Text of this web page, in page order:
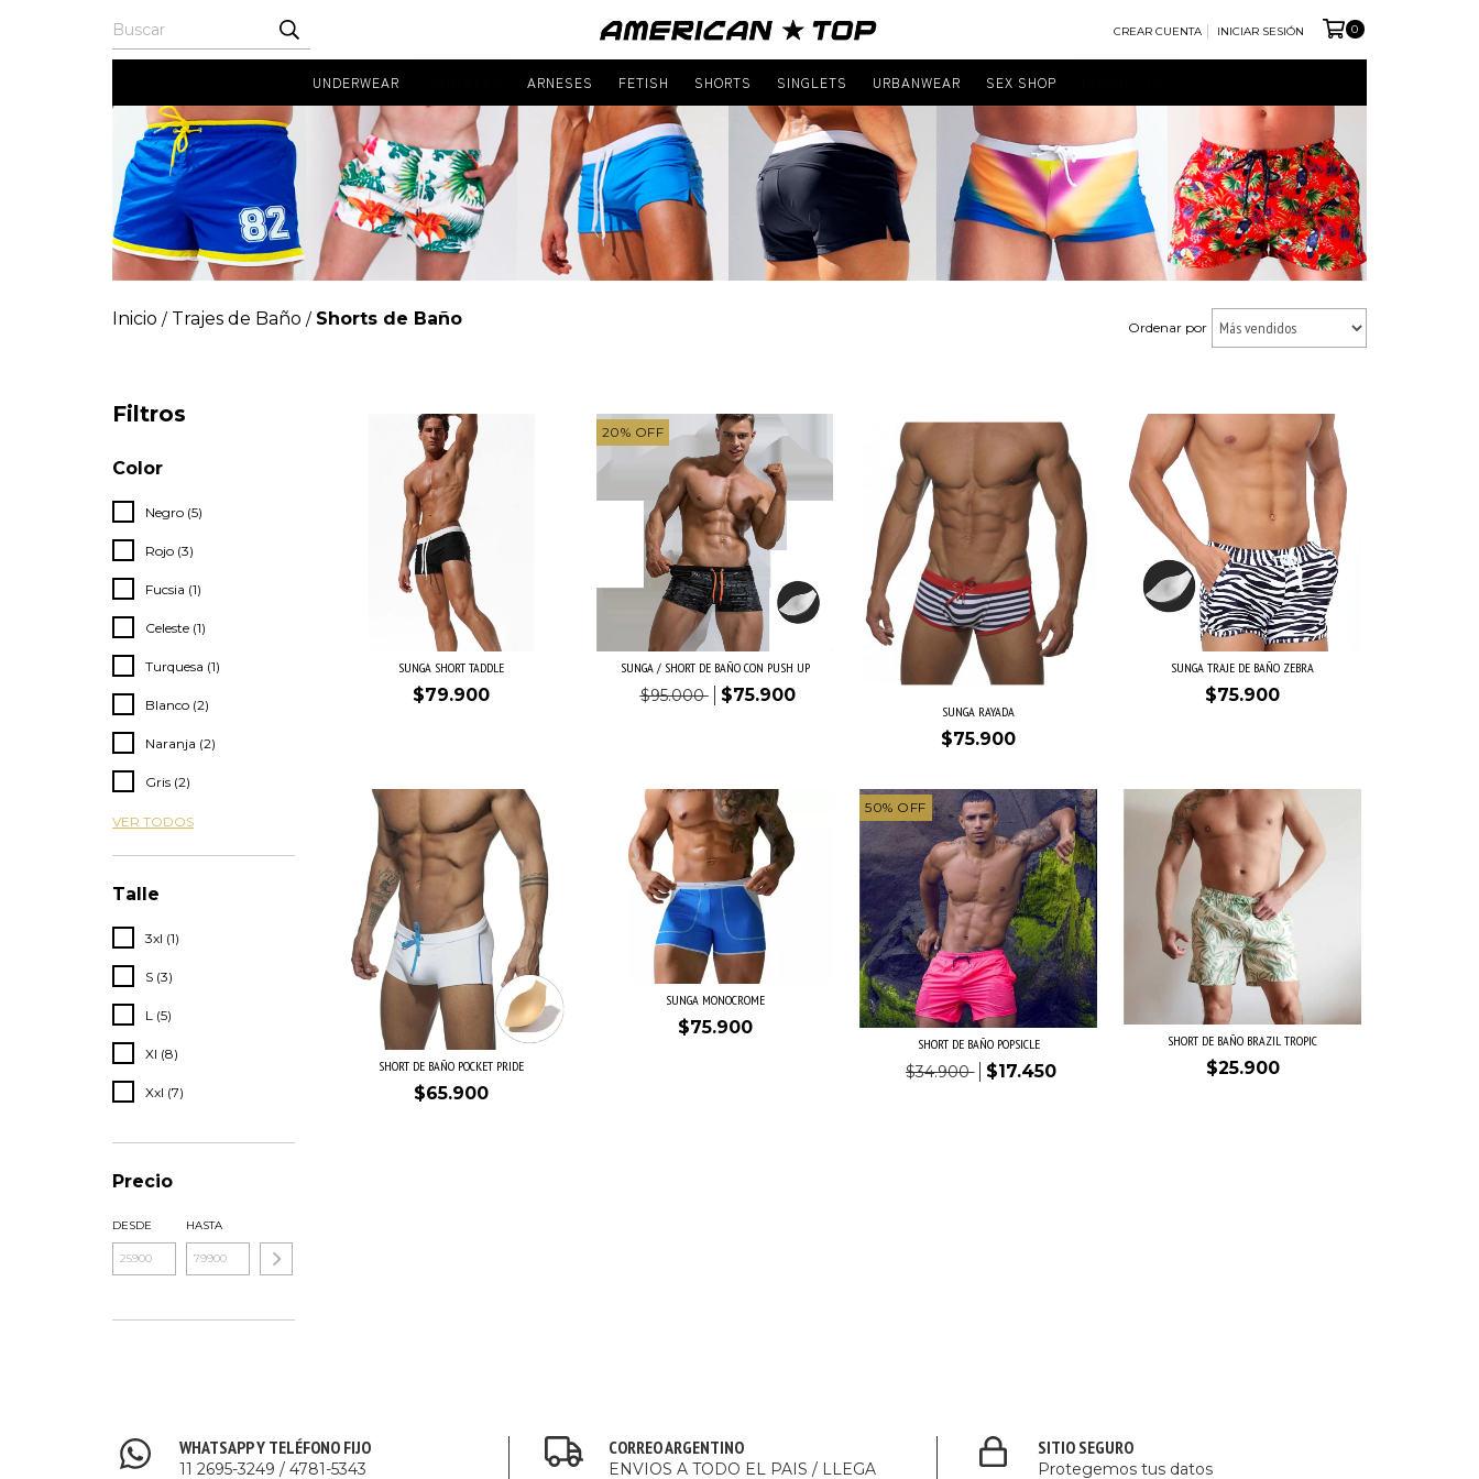
CREAR CUENTA INICIAR SESIÓN 0
UNDERWEAR ARNESES FETISH SHORTS SINGLETS URBANWEAR SEX SHOP
Inicio / Trajes de Baño / Shorts de Baño Ordenar por
Filtros
Color
Negro (5)
Rojo (3)
Fucsia (1)
Celeste (1)
Turquesa (1)
Blanco (2)
Naranja (2)
Gris (2)
VER TODOS
Talle
3xl (1)
S (3)
L (5)
Xl (8)
Xxl (7)
Precio
DESDE HASTA
SUNGA SHORT TADDLE
$79.900
20% OFF
SUNGA / SHORT DE BAÑO CON PUSH UP
$95.000 $75.900
SUNGA RAYADA
$75.900
SUNGA TRAJE DE BAÑO ZEBRA
$75.900
SHORT DE BAÑO POCKET PRIDE
$65.900
SUNGA MONOCROME
$75.900
50% OFF
SHORT DE BAÑO POPSICLE
$34.900 $17.450
SHORT DE BAÑO BRAZIL TROPIC
$25.900
WHATSAPP Y TELÉFONO FIJO
11 2695-3249 / 4781-5343
CORREO ARGENTINO
ENVIOS A TODO EL PAIS / LLEGA
SITIO SEGURO
Protegemos tus datos